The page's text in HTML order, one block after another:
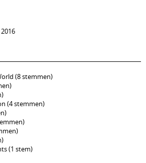
(8 stemmen)
(4 stemmen)
(1 stem)